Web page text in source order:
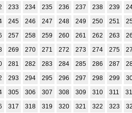
233 234 235 236 237 238 239
245 246 247 248 249 250 251
257 258 259 260 261 262 263
269 270 271 272 273 274 275
281 282 283 284 285 286 287
293 294 295 296 297 298 299
305 306 307 308 309 310 311
317 318 319 320 321 322 323